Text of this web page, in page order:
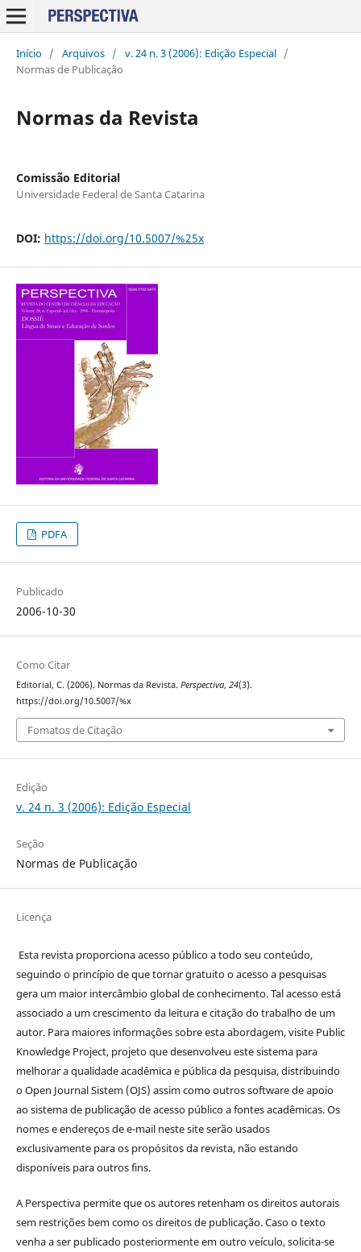
Início / Arquivos / v. 24 n. 3 (2006): Edição Especial /
Normas de Publicação
Normas da Revista
Comissão Editorial
Universidade Federal de Santa Catarina
DOI: https://doi.org/10.5007/%25x
PDFA
Publicado
2006-10-30
Como Citar
Editorial, C. (2006). Normas da Revista. Perspectiva, 24(3).
https://doi.org/10.5007/%x
Fomatos de Citação
Edição
v. 24 n. 3 (2006): Edição Especial
Seção
Normas de Publicação
Licença
Esta revista proporciona acesso público a todo seu conteúdo,
seguindo o princípio de que tornar gratuito o acesso a pesquisas
gera um maior intercâmbio global de conhecimento. Tal acesso está
associado a um crescimento da leitura e citação do trabalho de um
autor. Para maiores informações sobre esta abordagem, visite Public
Knowledge Project, projeto que desenvolveu este sistema para
melhorar a qualidade acadêmica e pública da pesquisa, distribuindo
o Open Journal Sistem (OJS) assim como outros software de apoio
ao sistema de publicação de acesso público a fontes acadêmicas. Os
nomes e endereços de e-mail neste site serão usados
exclusivamente para os propósitos da revista, não estando
disponíveis para outros fins.
A Perspectiva permite que os autores retenham os direitos autorais
sem restrições bem como os direitos de publicação. Caso o texto
venha a ser publicado posteriormente em outro veículo, solicita-se